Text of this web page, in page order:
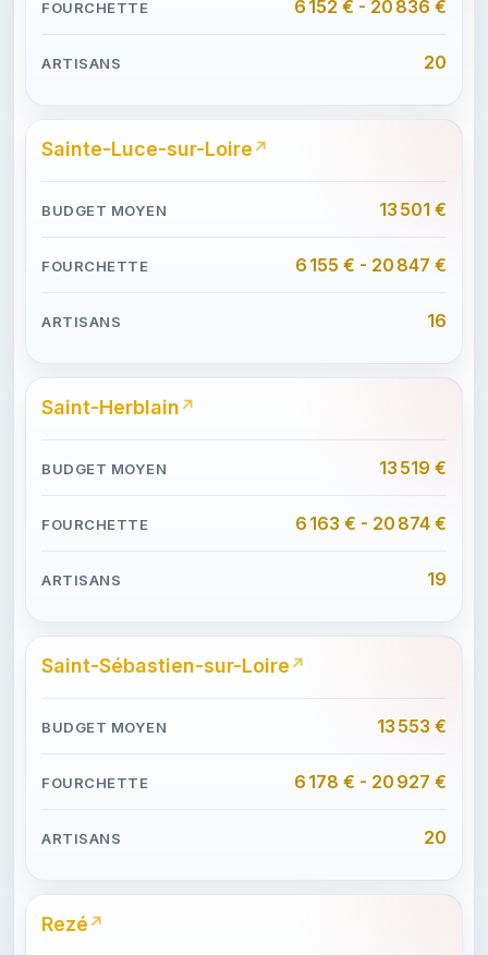
6 152 € - 20 836 €
20
Sainte-Luce-sur-Loire
13 501 €
6 155 € - 20 847 €
16
Saint-Herblain
13 519 €
6 163 € - 20 874 €
19
Saint-Sébastien-sur-Loire
13 553 €
6 178 € - 20 927 €
20
Rezé